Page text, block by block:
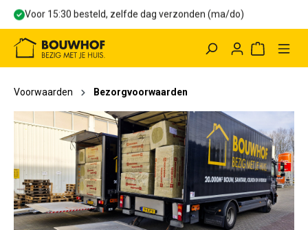
Voor 15:30 besteld, zelfde dag verzonden (ma/do)
Voorwaarden Bezorgvoorwaarden